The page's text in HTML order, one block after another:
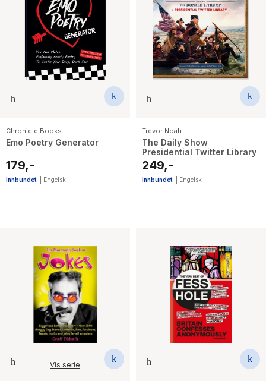
Chronicle Books
Emo Poetry Generator
179,-
Innbundet Engelsk
Trevor Noah
The Daily Show
Presidential Twitter Library
249,-
Innbundet Engelsk
Vis serie